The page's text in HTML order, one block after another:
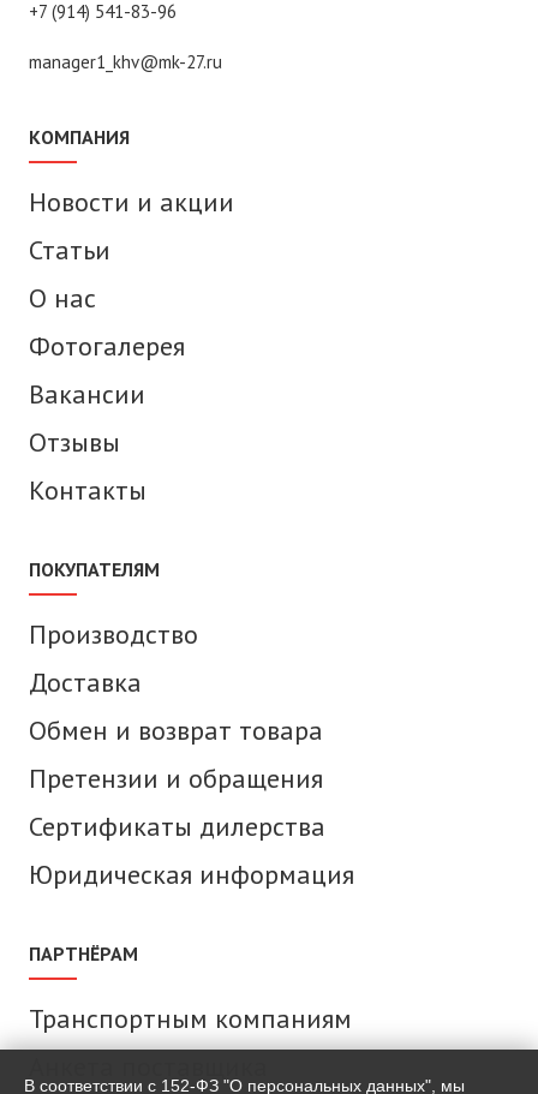
+7 (914) 541-83-96
manager1_khv@mk-27.ru
КОМПАНИЯ
Новости и акции
Статьи
О нас
Фотогалерея
Вакансии
Отзывы
Контакты
ПОКУПАТЕЛЯМ
Производство
Доставка
Обмен и возврат товара
Претензии и обращения
Сертификаты дилерства
Юридическая информация
ПАРТНЁРАМ
Транспортным компаниям
В соответствии с 152-ФЗ "О персональных данных", мы